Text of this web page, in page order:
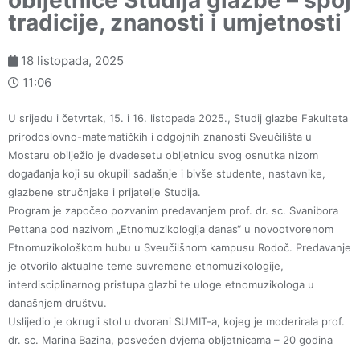
tradicije, znanosti i umjetnosti
18 listopada, 2025
11:06
U srijedu i četvrtak, 15. i 16. listopada 2025., Studij glazbe Fakulteta
prirodoslovno-matematičkih i odgojnih znanosti Sveučilišta u
Mostaru obilježio je dvadesetu obljetnicu svog osnutka nizom
događanja koji su okupili sadašnje i bivše studente, nastavnike,
glazbene stručnjake i prijatelje Studija.
Program je započeo pozvanim predavanjem prof. dr. sc. Svanibora
Pettana pod nazivom „Etnomuzikologija danas“ u novootvorenom
Etnomuzikološkom hubu u Sveučilšnom kampusu Rodoč. Predavanje
je otvorilo aktualne teme suvremene etnomuzikologije,
interdisciplinarnog pristupa glazbi te uloge etnomuzikologa u
današnjem društvu.
Uslijedio je okrugli stol u dvorani SUMIT-a, kojeg je moderirala prof.
dr. sc. Marina Bazina, posvećen dvjema obljetnicama – 20 godina